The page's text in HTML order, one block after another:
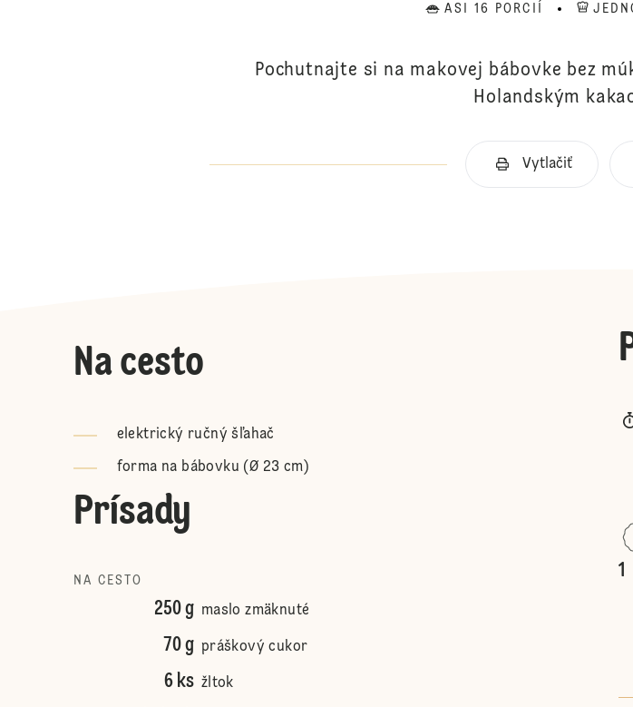
ASI 16 PORCIÍ
Pochutnajte si na makovej bábovke bez
Holandským
Vytlačiť
Na cesto
elektrický ručný šľahač
forma na bábovku (Ø 23 cm)
Prísady
NA CESTO
250 g maslo zmäknuté
70 g práškový cukor
6 ks žltok
1